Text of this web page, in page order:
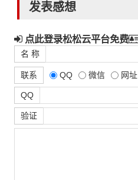
发表感想
点此登录松松云平台免费
名 称
联系 QQ 微信 网址
QQ
验证